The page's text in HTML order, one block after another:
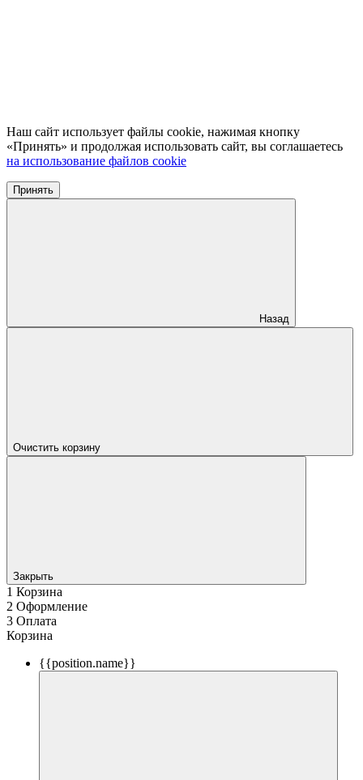
Наш сайт использует файлы cookie, нажимая кнопку
«Принять» и продолжая использовать сайт, вы соглашаетесь
на использование файлов cookie
Принять
Назад
Очистить корзину
Закрыть
1 Корзина
2 Оформление
3 Оплата
Корзина
{{position.name}}